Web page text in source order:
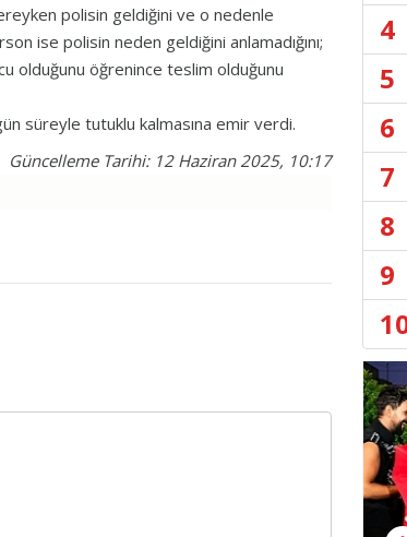
polisin geldiğini ve o nedenle
ise polisin neden geldiğini anlamadığını;
olduğunu öğrenince teslim olduğunu
süreyle tutuklu kalmasına emir verdi.
Güncelleme Tarihi: 12 Haziran 2025, 10:17
4
5
6
7
8
9